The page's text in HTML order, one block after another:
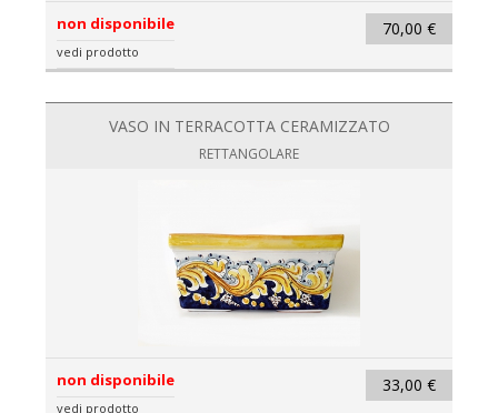
70,00 €
non disponibile
vedi prodotto
VASO IN TERRACOTTA CERAMIZZATO
RETTANGOLARE
33,00 €
non disponibile
vedi prodotto